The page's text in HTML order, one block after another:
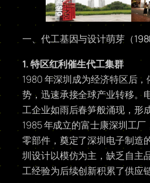
一、代工基因与设计萌芽（
1. 特区红利催生代工集群
1980 年深圳成为经济特区后
势，迅速承接全球产业转移。
工企业如雨后春笋般涌现，形成
1985 年成立的富士康深圳工厂
零部件，奠定了深圳电子制造
圳设计以模仿为主，缺乏自主
工经验为后续创新积累了供应